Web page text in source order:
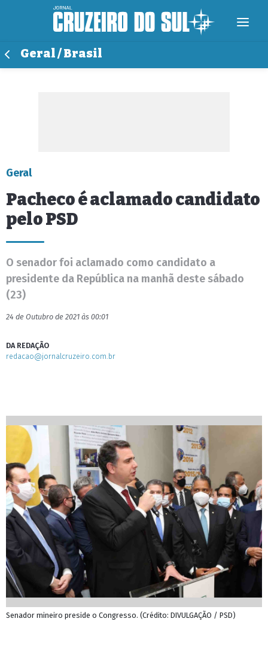
Geral / Brasil
Geral
Pacheco é aclamado candidato
pelo PSD
O senador foi aclamado como candidato a
presidente da República na manhã deste sábado
(23)
24 de Outubro de 2021 às 00:01
DA REDAÇÃO
redacao@jornalcruzeiro.com.br
Senador mineiro preside o Congresso. (Crédito: DIVULGAÇÃO / PSD)